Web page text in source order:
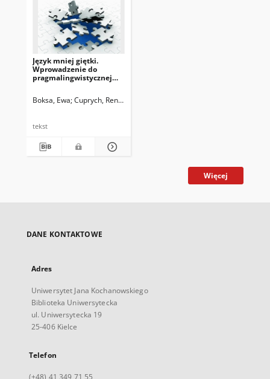
Język mniej giętki.
Wprowadzenie do
pragmalingwistycznej
komunikacyjnej osób
neurologicznych
Boksa, Ewa Cuprych, Renata
tekst
Więcej
DANE KONTAKTOWE
Adres
Uniwersytet Jana Kochanowskiego
Biblioteka Uniwersytecka
ul. Uniwersytecka 19
25-406 Kielce
Telefon
(+48) 41 349 71 55